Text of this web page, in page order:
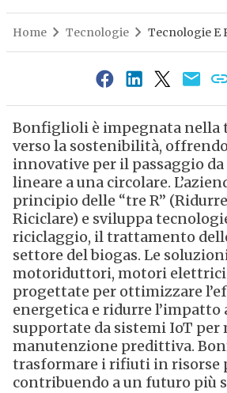
Home Tecnologie Tecnologie E
Bonfiglioli è impegnata nella
verso la sostenibilità,
innovative per il passaggio da
lineare a una circolare.
principio delle “tre R”
Riciclare) e sviluppa
riciclaggio, il trattamento
settore del biogas. Le
motoriduttori, motori elettrici
progettate per ottimizzare
energetica e ridurre l’impatto
supportate da sistemi IoT
manutenzione predittiva.
trasformare i rifiuti in risorse
contribuendo a un futuro più